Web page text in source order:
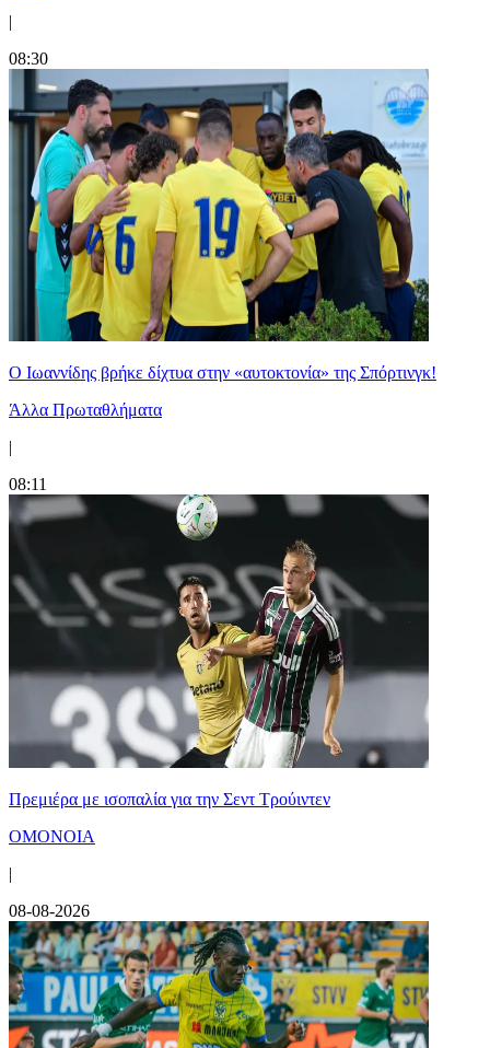
|
08:30
Ο Ιωαννίδης βρήκε δίχτυα στην «αυτοκτονία» της Σπόρτινγκ!
Άλλα Πρωταθλήματα
|
08:11
Πρεμιέρα με ισοπαλία για την Σεντ Τρούιντεν
ΟΜΟΝΟΙΑ
|
08-08-2026